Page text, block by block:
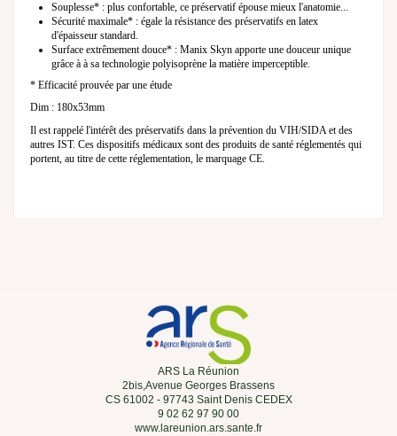
Souplesse* : plus confortable, ce préservatif épouse mieux l'anatomie...
Sécurité maximale* : égale la résistance des préservatifs en latex
d'épaisseur standard.
Surface extrêmement douce* : Manix Skyn apporte une douceur unique
grâce à à sa technologie polyisoprène la matière imperceptible.
* Efficacité prouvée par une étude
Dim : 180x53mm
Il est rappelé l'intérêt des préservatifs dans la prévention du VIH/SIDA et des
autres IST. Ces dispositifs médicaux sont des produits de santé réglementés qui
portent, au titre de cette réglementation, le marquage CE.
ARS La Réunion
2bis,Avenue Georges Brassens
CS 61002 - 97743 Saint Denis CEDEX
9 02 62 97 90 00
www.lareunion.ars.sante.fr